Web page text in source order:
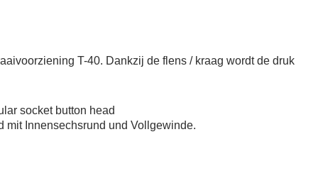
T-40. Dankzij de flens / kraag wordt de druk
socket button head
mit Innensechsrund und Vollgewinde.